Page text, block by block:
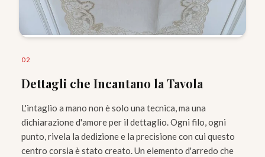
02
Dettagli che Incantano la Tavola
L'intaglio a mano non è solo una tecnica, ma una
dichiarazione d'amore per il dettaglio. Ogni filo, ogni
punto, rivela la dedizione e la precisione con cui questo
centro corsia è stato creato. Un elemento d'arredo che